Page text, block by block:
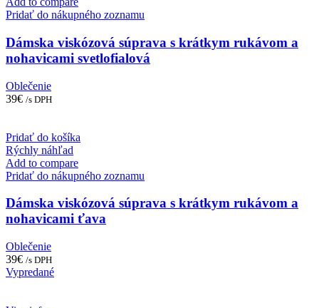
Pridať do nákupného zoznamu
Dámska viskózová súprava s krátkym rukávom a
nohavicami svetlofialová
Oblečenie
39€ /s DPH
Pridať do košíka
Rýchly náhľad
Add to compare
Pridať do nákupného zoznamu
Dámska viskózová súprava s krátkym rukávom a
nohavicami ťava
Oblečenie
39€ /s DPH
Vypredané